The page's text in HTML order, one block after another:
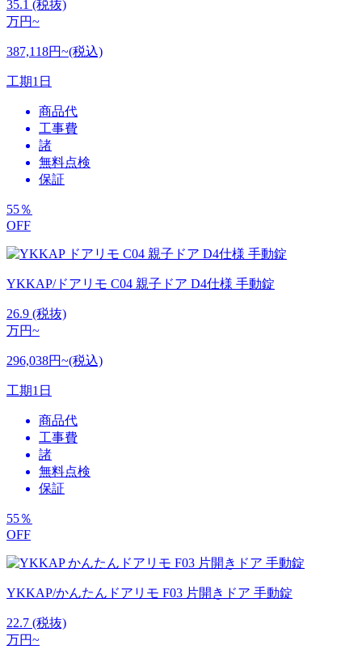
35.1 (税抜)
万円~
387,118円~(税込)
工期1日
商品代
工事費
諸
無料点検
保証
55％
OFF
YKKAP/ドアリモ C04 親子ドア D4仕様 手動錠
26.9 (税抜)
万円~
296,038円~(税込)
工期1日
商品代
工事費
諸
無料点検
保証
55％
OFF
YKKAP/かんたんドアリモ F03 片開きドア 手動錠
22.7 (税抜)
万円~